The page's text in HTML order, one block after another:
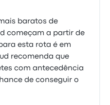
baratos de
começam a partir de
esta rota é em
recomenda que
com antecedência
de conseguir o